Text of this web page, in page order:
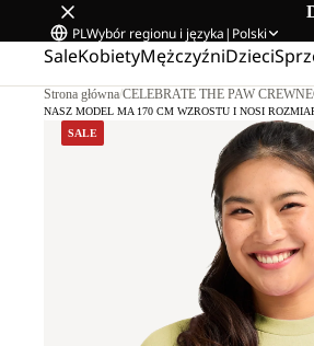
PLWybór regionu i języka| Polski
SaleKobietyMężczyźniDzieci
Strona główna/CELEBRATE THE PAW
SALE
NASZ MODEL MA 170 CM WZROSTU I NOSI